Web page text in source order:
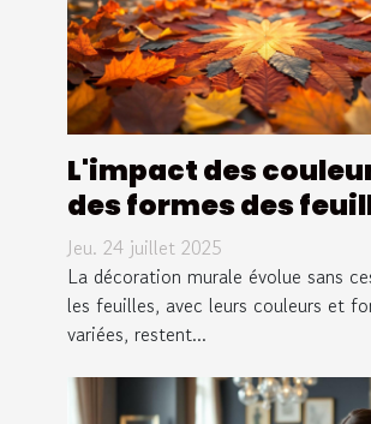
L'impact des
des formes des
dans la décoration
Jeu. 24 juillet 2025
La décoration murale évolue sans
les feuilles, avec leurs couleurs et
variées, restent...